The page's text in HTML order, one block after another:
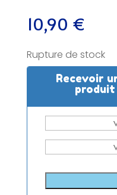
10,90 €
Rupture de stock
Recevoir
produit